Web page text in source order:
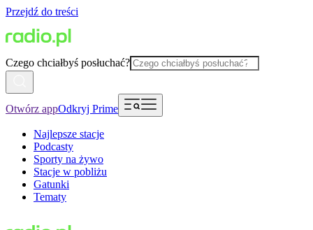
Przejdź do treści
Czego chciałbyś posłuchać?
Otwórz appOdkryj Prime
Najlepsze stacje
Podcasty
Sporty na żywo
Stacje w pobliżu
Gatunki
Tematy